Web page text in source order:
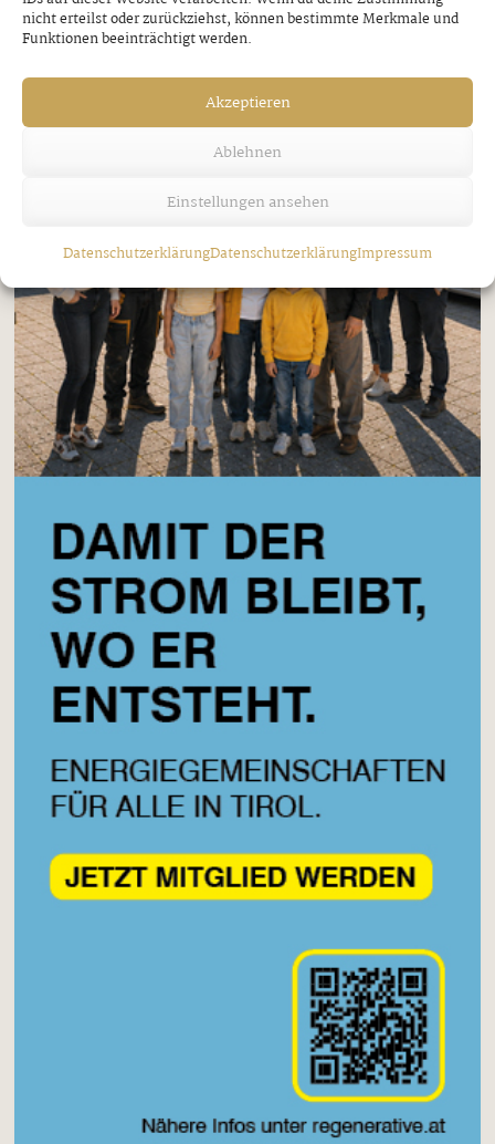
nicht erteilst oder zurückziehst, können bestimmte Merkmale und
Funktionen beeinträchtigt werden.
Akzeptieren
Ablehnen
Einstellungen ansehen
DatenschutzerklärungDatenschutzerklärungImpressum